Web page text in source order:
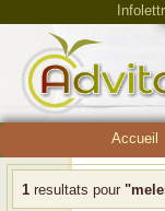
Accueil
1 resultats pour